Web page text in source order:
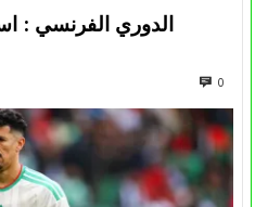
الدوري الفرنسي :
0